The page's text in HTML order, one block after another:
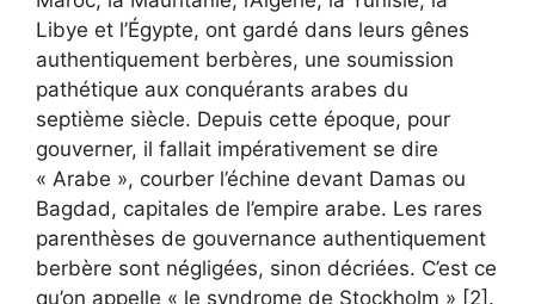
Libye et l’Égypte, ont gardé dans leurs gênes
authentiquement berbères, une soumission
pathétique aux conquérants arabes du
septième siècle. Depuis cette époque, pour
gouverner, il fallait impérativement se dire
« Arabe », courber l’échine devant Damas ou
Bagdad, capitales de l’empire arabe. Les rares
parenthèses de gouvernance authentiquement
berbère sont négligées, sinon décriées. C’est ce
qu’on appelle « le syndrome de Stockholm » [2].